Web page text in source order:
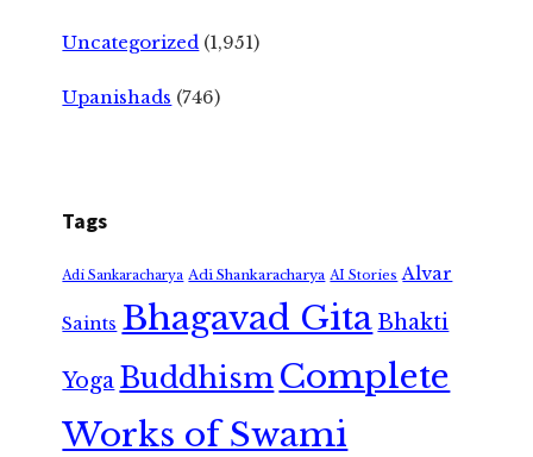
Uncategorized (1,951)
Upanishads (746)
Tags
Adi Sankaracharya Adi Shankaracharya AI Stories Alvar
Saints Bhagavad GitaBhakti
Yoga Buddhism Complete
Works of Swami